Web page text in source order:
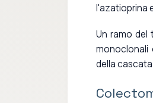
l'azatioprina
Un ramo
monoclonali
della